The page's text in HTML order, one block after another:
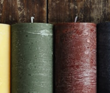
消火ツール
ALL